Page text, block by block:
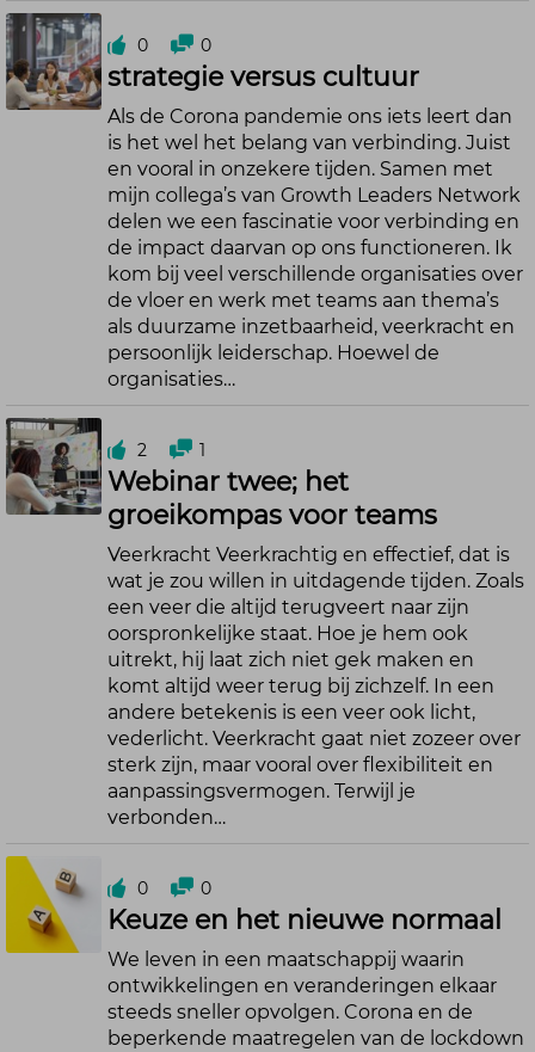
0 0
strategie versus cultuur
Als de Corona pandemie ons iets leert dan
is het wel het belang van verbinding. Juist
en vooral in onzekere tijden. Samen met
mijn collega’s van Growth Leaders Network
delen we een fascinatie voor verbinding en
de impact daarvan op ons functioneren. Ik
kom bij veel verschillende organisaties over
de vloer en werk met teams aan thema’s
als duurzame inzetbaarheid, veerkracht en
persoonlijk leiderschap. Hoewel de
organisaties…
2 1
Webinar twee; het
groeikompas voor teams
Veerkracht Veerkrachtig en effectief, dat is
wat je zou willen in uitdagende tijden. Zoals
een veer die altijd terugveert naar zijn
oorspronkelijke staat. Hoe je hem ook
uitrekt, hij laat zich niet gek maken en
komt altijd weer terug bij zichzelf. In een
andere betekenis is een veer ook licht,
vederlicht. Veerkracht gaat niet zozeer over
sterk zijn, maar vooral over flexibiliteit en
aanpassingsvermogen. Terwijl je
verbonden…
0 0
Keuze en het nieuwe normaal
We leven in een maatschappij waarin
ontwikkelingen en veranderingen elkaar
steeds sneller opvolgen. Corona en de
beperkende maatregelen van de lockdown